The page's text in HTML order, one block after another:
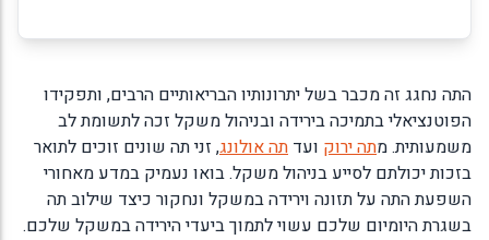
התה נחגג זה מכבר בשל יתרונותיו הבריאותיים הרבים, ותפקידו
הפוטנציאלי בתמיכה בירידה ובניהול משקל זכה לתשומת לב
משמעותית. מתה ירוק ועד תה אולונג, זני תה שונים זוכים לתואר
בזכות יכולתם לסייע בניהול משקל. בואו נעמיק במדע מאחורי
השפעת התה על תזונה וירידה במשקל ונחקור כיצד שילוב תה
בשגרת היומיום שלכם עשוי לתמוך ביעדי הירידה במשקל שלכם.